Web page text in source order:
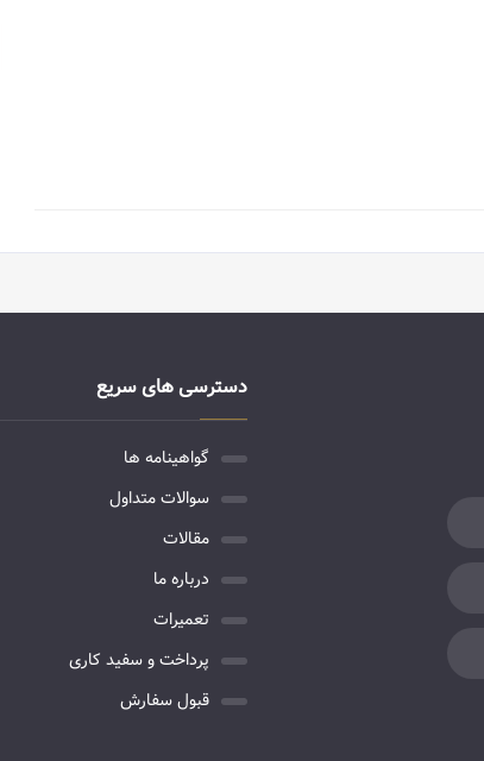
دسترسی های سریع
گواهینامه ها
سوالات متداول
مقالات
درباره ما
تعمیرات
پرداخت و سفید کاری
قبول سفارش